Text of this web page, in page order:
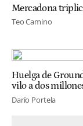
Mercadona
Teo Camino
Huelga de
vilo a dos
Darío Portela